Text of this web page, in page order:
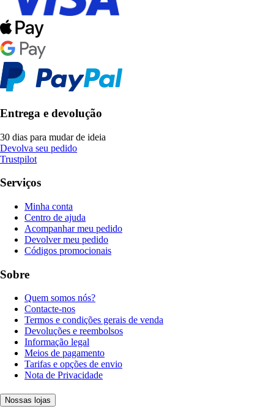
Entrega e devolução
30 dias para mudar de ideia
Devolva seu pedido
Trustpilot
Serviços
Minha conta
Centro de ajuda
Acompanhar meu pedido
Devolver meu pedido
Códigos promocionais
Sobre
Quem somos nós?
Contacte-nos
Termos e condições gerais de venda
Devoluções e reembolsos
Informação legal
Meios de pagamento
Tarifas e opções de envio
Nota de Privacidade
Nossas lojas